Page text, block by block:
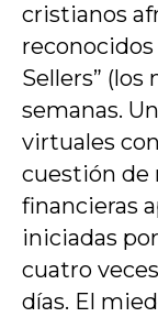
cristianos
Sellers” (los
semanas.
virtuales
cuestión de
financieras
iniciadas
cuatro
días. El